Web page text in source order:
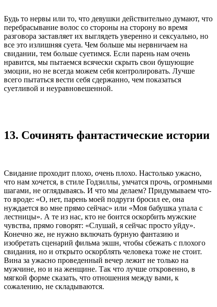
Будь то нервы или то, что девушки действительно думают, что
перебрасывание волос со стороны на сторону во время
разговора заставляет их выглядеть уверенно и сексуально, но
все это излишняя суета. Чем больше мы нервничаем на
свидании, тем больше суетимся. Если парень нам очень
нравится, мы пытаемся всячески скрыть свои бушующие
эмоции, но не всегда можем себя контролировать. Лучше
всего пытаться вести себя сдержанно, чем показаться
суетливой и неуравновешенной.
13. Сочинять фантастические истории
Свидание проходит плохо, очень плохо. Настолько ужасно,
что нам хочется, в стиле Годзиллы, умчатся прочь, огромными
шагами, не оглядываясь. И что мы делаем? Придумываем что-
то вроде: «О, нет, парень моей подруги бросил ее, она
нуждается во мне прямо сейчас» или «Моя бабушка упала с
лестницы». А те из нас, кто не боится оскорбить мужские
чувства, прямо говорят: «Слушай, я сейчас просто уйду».
Конечно же, не нужно включать бурную фантазию и
изобретать сценарий фильма экшн, чтобы сбежать с плохого
свидания, но и открыто оскорблять человека тоже не стоит.
Вина за ужасно проведенный вечер лежит не только на
мужчине, но и на женщине. Так что лучше откровенно, в
мягкой форме сказать, что отношения между вами, к
сожалению, не складываются.